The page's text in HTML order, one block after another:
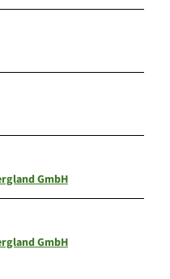
GmbH
GmbH